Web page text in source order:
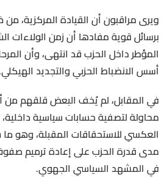
ويرى مراقبون أن القيادة المركزية،
برسائل قوية مفادها أن زمن الولاءات
المؤطر داخل الحزب قد انتهى، وأن
أسس الانضباط الحزبي والتجديد الهيكلي.
في المقابل، لم يُخف البعض قلقهم من
محاولة لتصفية حسابات سياسية
العكسي للاستحقاقات المقبلة، وهو
مدى قدرة الحزب على إعادة ترميم
في المشهد السياسي الجهوي.